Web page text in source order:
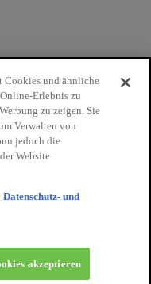
Ford Onlineshop
Cookies und ähnliche
Erlebnis zu
zu zeigen. Sie
Verwalten von
jedoch die
Website
Datenschutz- und
akzeptieren
Bestellung